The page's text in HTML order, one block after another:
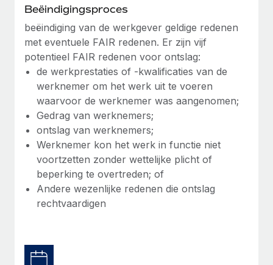
Compliance Watchtower
Apparaatbeheer
Lever en track wereldwijd IT-middelen
Entiteiten oprichten
Stel snel compliant entiteiten op
Mobiliteit en overplaatsing
Plaats werknemers moeiteloos over
Secundaire arbeidsvoorwaarden
Eenvoudig secundaire arbeidsvoorwaarden
beheren
Global Payroll
EOR en PEO
Contractor Management
Belastingen
Naar de blog
Productupdates van Remote: Gusto- en Xero-
te helpen bij het aannemen, beheren en...
Beëindigingsproces
beëindiging van de werkgever geldige redenen
met eventuele FAIR redenen. Er zijn vijf
potentieel FAIR redenen voor ontslag:
de werkprestaties of -kwalificaties van de
werknemer om het werk uit te voeren
waarvoor de werknemer was aangenomen;
Gedrag van werknemers;
ontslag van werknemers;
Werknemer kon het werk in functie niet
voortzetten zonder wettelijke plicht of
beperking te overtreden; of
Andere wezenlijke redenen die ontslag
rechtvaardigen